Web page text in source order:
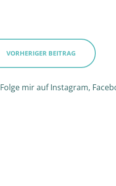
VORHERIGER BEITRAG
Folge mir auf Instagram,